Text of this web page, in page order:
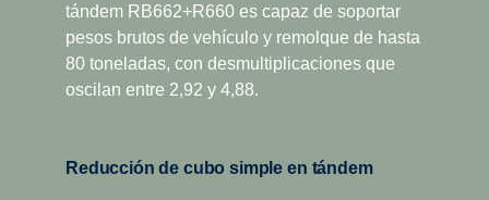
tándem RB662+R660 es capaz de soportar
pesos brutos de vehículo y remolque de hasta
80 toneladas, con desmultiplicaciones que
oscilan entre 2,92 y 4,88.
Reducción de cubo simple en tándem